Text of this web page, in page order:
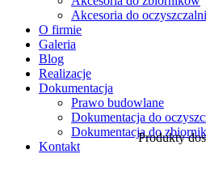
Akcesoria do oczyszczalni
O firmie
Galeria
Blog
Realizacje
Dokumentacja
Prawo budowlane
Dokumentacja do
Dokumentacja do
Kontakt
Produkty